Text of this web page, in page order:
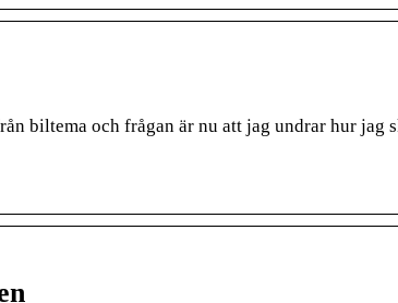
biltema och frågan är nu att jag undrar hur jag